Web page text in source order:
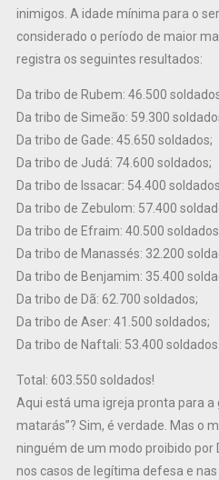
inimigos. A idade mínima para o
considerado o período de maior
registra os seguintes resultados:
Da tribo de Rubem: 46.500
Da tribo de Simeão: 59.300
Da tribo de Gade: 45.650 soldados;
Da tribo de Judá: 74.600 soldados;
Da tribo de Issacar: 54.400
Da tribo de Zebulom: 57.400
Da tribo de Efraim: 40.500
Da tribo de Manassés: 32.200
Da tribo de Benjamim: 35.400
Da tribo de Dã: 62.700 soldados;
Da tribo de Aser: 41.500 soldados;
Da tribo de Naftali: 53.400 soldados.
Total: 603.550 soldados!
Aqui está uma igreja pronta para a
matarás”? Sim, é verdade. Mas o
ninguém de um modo proibido por
nos casos de legítima defesa e